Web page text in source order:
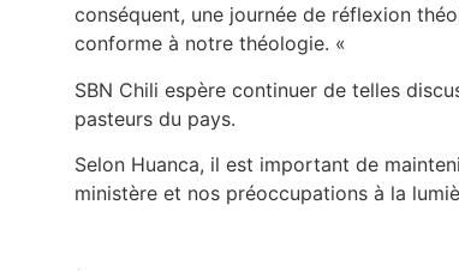
conséquent, une journée de réflexion
conforme à notre théologie. «
SBN Chili espère continuer de telles
pasteurs du pays.
Selon Huanca, il est important de
ministère et nos préoccupations à la